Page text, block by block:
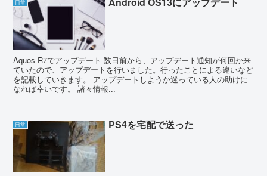
日常
Aquos R7でアップデート 数日前から、アップデート通知が何回か来
ていたので、アップデートを行いました。行ったことによる違いなど
を記載していきます。 アップデートしようか迷っている人の助けに
なれば幸いです。 諸々情報...
日常 PS4を宅配で送った